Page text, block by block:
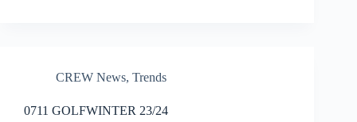
CREW News, Trends
0711 GOLFWINTER 23/24